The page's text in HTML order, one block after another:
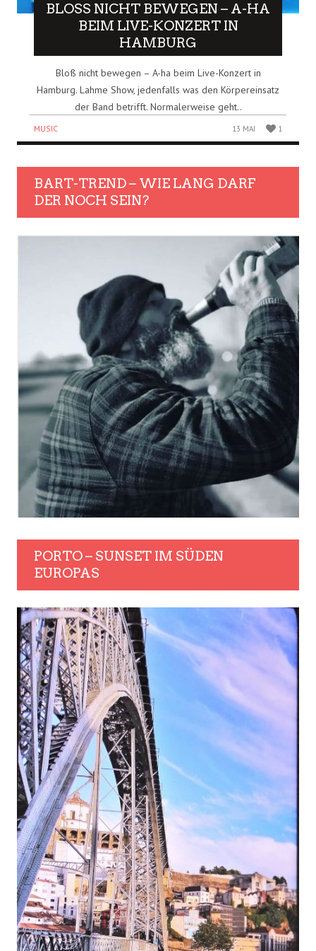
BLOSS NICHT BEWEGEN – A-HA B
EIM LIVE-KONZERT IN H
AMBURG
Bloß nicht bewegen – A-ha beim Live-Konzert in
Hamburg. Lahme Show, jedenfalls was den Körpereinsatz
der Band betrifft. Normalerweise geht..
MUSIC 13 MAI 1
BART-TREND – WIE LANG DARF
DER NOCH SEIN?
PORTO – SUNSET IM SÜDEN
EUROPAS